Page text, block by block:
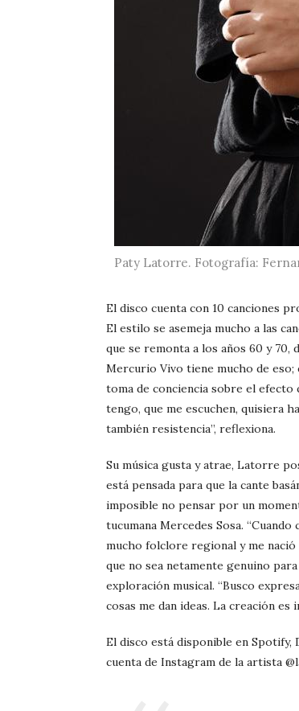
Paty Latorre. Fotografía:
El disco cuenta con 10 canciones
El estilo se asemeja mucho a las
que se remonta a los años 60 y 70,
Mercurio Vivo tiene mucho de eso;
toma de conciencia sobre el
tengo, que me escuchen, quisiera
también resistencia”, reflexiona.
Su música gusta y atrae, Latorre
está pensada para que la cante
imposible no pensar por un
tucumana Mercedes Sosa.
mucho folclore regional y me nació
que no sea netamente genuino
exploración musical. “Busco
cosas me dan ideas. La creación
El disco está disponible en
cuenta de Instagram de la artista